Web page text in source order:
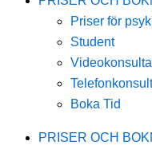
Priser för
Student
Boka Tid
PRISER OCH